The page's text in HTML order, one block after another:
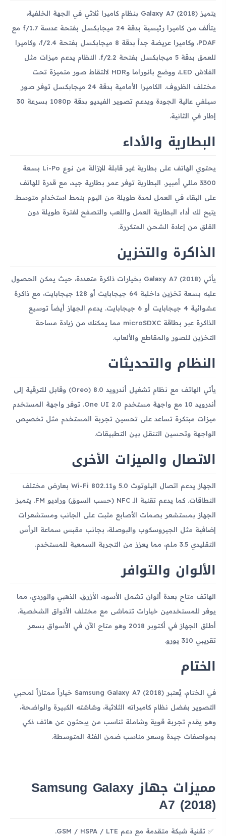
يتميز Galaxy A7 (2018) بنظام كاميرا ثلاثي في الجهة الخلفية،
يتألف من كاميرا رئيسية بدقة 24 ميجابكسل بفتحة عدسة f/1.7 مع
PDAF، وكاميرا عريضة جداً بدقة 8 ميجابكسل بفتحة f/2.4، وكاميرا
للعمق بدقة 5 ميجابكسل بفتحة f/2.2. النظام يدعم ميزات مثل
الفلاش LED، ووضع بانوراما وHDR لالتقاط صور متميزة تحت
مختلف الظروف. الكاميرا الأمامية بدقة 24 ميجابكسل توفر صور
سيلفي عالية الجودة ويدعم تصوير الفيديو بدقة 1080p بسرعة 30
إطار في الثانية.
البطارية والأداء
يحتوي الهاتف على بطارية غير قابلة للإزالة من نوع Li-Po بسعة
3300 مللي أمبير. البطارية توفر عمر بطارية جيد، مع قدرة للهاتف
على البقاء في العمل لمدة طويلة من اليوم بنمط استخدام متوسط.
يتيح لك أداء البطارية العمل واللعب والتصفح لفترة طويلة دون
القلق من إعادة الشحن المتكررة.
الذاكرة والتخزين
يأتي Galaxy A7 (2018) بخيارات ذاكرة متعددة، حيث يمكن الحصول
عليه بسعة تخزين داخلية 64 جيجابايت أو 128 جيجابايت، مع ذاكرة
عشوائية 4 جيجابايت أو 6 جيجابايت. يدعم الجهاز أيضاً توسيع
الذاكرة عبر بطاقة microSDXC مما يمكنك من زيادة مساحة
التخزين للصور والمقاطع والألعاب.
النظام والتحديثات
يأتي الهاتف مع نظام تشغيل أندرويد 8.0 (Oreo) وقابل للترقية إلى
أندرويد 10 مع واجهة مستخدم One UI 2.0. توفر واجهة المستخدم
ميزات مبتكرة تساعد على تحسين تجربة المستخدم مثل تخصيص
الواجهة وتحسين التنقل بين التطبيقات.
الاتصال والميزات الأخرى
الجهاز يدعم اتصال البلوتوث 5.0 وWi-Fi 802.11 بعارض مختلف
النطاقات. كما يدعم تقنية الـ NFC (حسب السوق) وراديو FM. يتميز
الجهاز بمستشعر بصمات الأصابع مثبت على الجانب ومستشعرات
إضافية مثل الجيروسكوب والبوصلة، بجانب مقبس سماعة الرأس
التقليدي 3.5 ملم، مما يعزز من التجربة السمعية للمستخدم.
الألوان والتوافر
الهاتف متاح بعدة ألوان تشمل الأسود، الأزرق، الذهبي والوردي، مما
يوفر للمستخدمين خيارات تتماشى مع مختلف الأذواق الشخصية.
أطلق الجهاز في أكتوبر 2018 وهو متاح الآن في الأسواق بسعر
تقريبي 310 يورو.
الختام
في الختام، يُعتبر Samsung Galaxy A7 (2018) خياراً ممتازاً لمحبي
التصوير بفضل نظام كاميراته الثلاثية، وشاشته الكبيرة والواضحة،
وهو يقدم تجربة قوية وشاملة تناسب من يبحثون عن هاتف ذكي
بمواصفات جيدة وسعر مناسب ضمن الفئة المتوسطة.
مميزات جهاز Samsung Galaxy
A7 (2018)
تقنية شبكة متقدمة مع دعم GSM / HSPA / LTE.